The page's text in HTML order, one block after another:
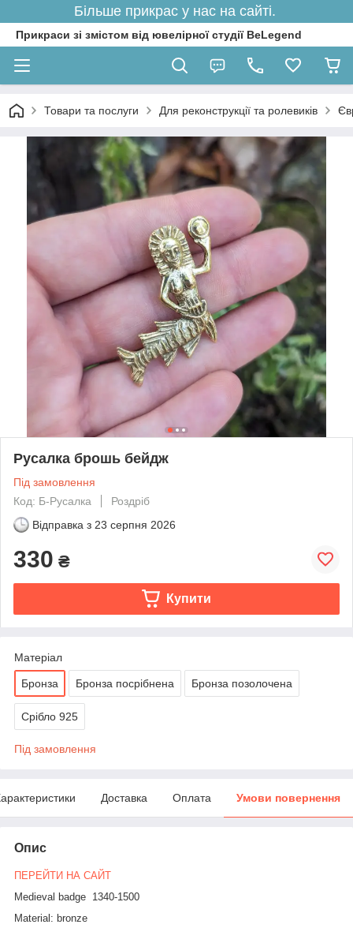
Більше прикрас у нас на сайті.
Прикраси зі змістом від ювелірної студії BeLegend
Товари та послуги Для реконструкції та ролевиків
Русалка брошь бейдж
Під замовлення
Код: Б-Русалка
Роздріб
Відправка з 23 серпня 2026
330 ₴
Купити
Матеріал
Бронза Бронза посрібнена Бронза позолочена
Срібло 925
Під замовлення
Доставка Оплата Умови повернення
Опис
ПЕРЕЙТИ НА САЙТ
Medieval badge 1340-1500
Material: bronze